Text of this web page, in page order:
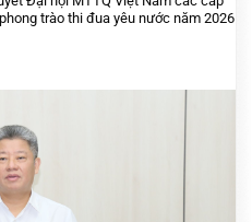
trào thi đua yêu nước năm 2026